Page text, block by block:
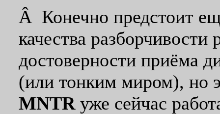
Â Конечно предстоит
качества
достоверности приёма
(или тонким миром), но
MNTRуже сейчас